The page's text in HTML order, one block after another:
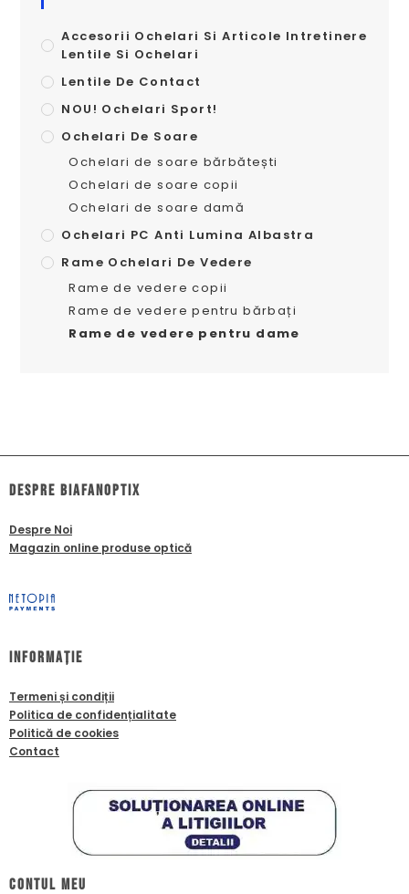
Accesorii Ochelari Si Articole Intretinere
Lentile Si Ochelari
Lentile De Contact
NOU! Ochelari Sport!
Ochelari De Soare
Ochelari de soare bărbătești
Ochelari de soare copii
Ochelari de soare damă
Ochelari PC Anti Lumina Albastra
Rame Ochelari De Vedere
Rame de vedere copii
Rame de vedere pentru bărbați
Rame de vedere pentru dame
dESPRE biafanoptix
Despre Noi
Magazin online produse optică
Informație
Termeni și condiții
Politica de confidențialitate
Politică de cookies
Contact
Contul meu